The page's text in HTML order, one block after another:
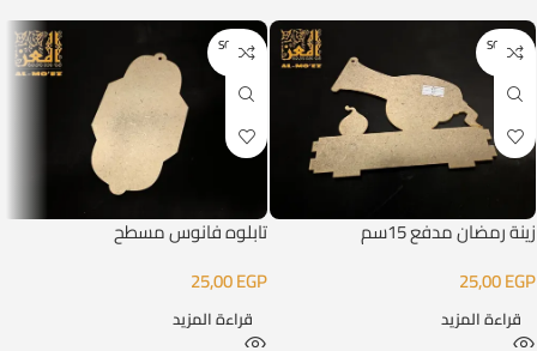
SOLD O
UT
زينة رمضان مدفع 15سم
25,00EGP
قراءة المزيد
SOLD O
UT
تابلوه فانوس مسطح
25,00EGP
قراءة المزيد